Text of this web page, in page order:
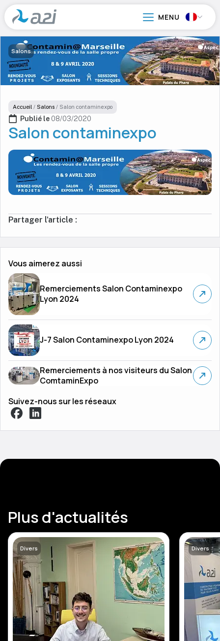
Aller
au
contenu
principal
Salons
Accueil / Salons / Salon contaminexpo
Publié le 08/03/2020
Salon contaminexpo
Partager l'article :
Vous aimerez aussi
Remerciements Salon Contaminexpo
Lyon 2024
J-7 Salon Contaminexpo Lyon 2024
Remerciements à nos visiteurs du Salon
ComtaminExpo
Suivez-nous sur les réseaux
Plus d'actualités
Divers Divers